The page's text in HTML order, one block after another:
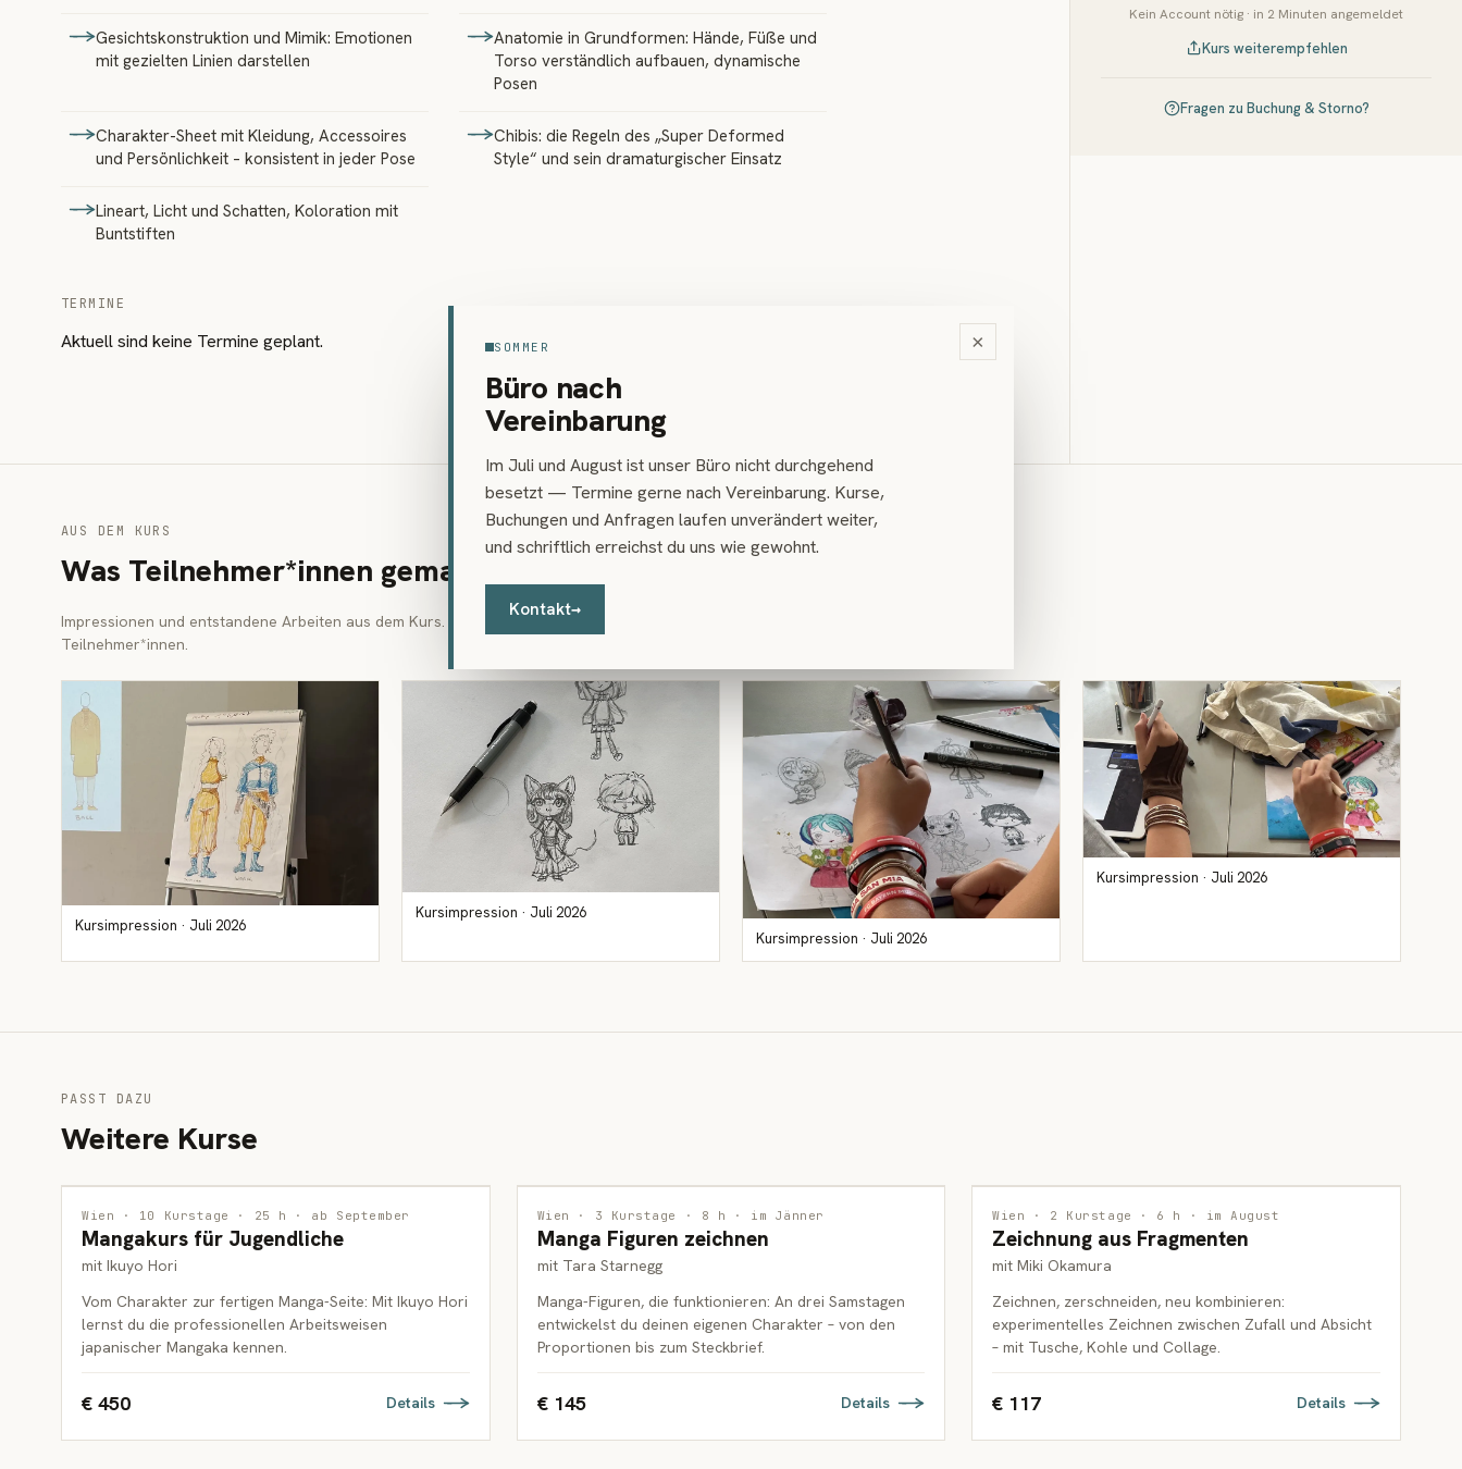
×
SOMMER
Büro nach
Vereinbarung
Im Juli und August ist unser Büro nicht durchgehend
besetzt — Termine gerne nach Vereinbarung. Kurse,
Buchungen und Anfragen laufen unverändert weiter,
und schriftlich erreichst du uns wie gewohnt.
Kontakt→
Gesichtskonstruktion und Mimik: Emotionen
mit gezielten Linien darstellen
Anatomie in Grundformen: Hände, Füße und
Torso verständlich aufbauen, dynamische
Posen
Charakter-Sheet mit Kleidung, Accessoires
und Persönlichkeit – konsistent in jeder Pose
Chibis: die Regeln des „Super Deformed
Style“ und sein dramaturgischer Einsatz
Lineart, Licht und Schatten, Koloration mit
Buntstiften
TERMINE
Aktuell sind keine Termine geplant.
Kein Account nötig · in 2 Minuten angemeldet
Kurs weiterempfehlen
Fragen zu Buchung & Storno?
AUS DEM KURS
Was Teilnehmer*innen gemacht haben
Impressionen und entstandene Arbeiten aus dem Kurs. Einzelrechte bei den jeweiligen
Teilnehmer*innen.
Kursimpression · Juli 2026
Kursimpression · Juli 2026
Kursimpression · Juli 2026
Kursimpression · Juli 2026
PASST DAZU
Weitere Kurse
ZEICHNUNG
JUGENDLICHE
Wien · 10 Kurstage · 25 h · ab September
Mangakurs für Jugendliche
mit Ikuyo Hori
Vom Charakter zur fertigen Manga-Seite: Mit Ikuyo Hori
lernst du die professionellen Arbeitsweisen
japanischer Mangaka kennen.
€ 450 Details
ZEICHNUNG
JUGENDLICHE
Wien · 3 Kurstage · 8 h · im Jänner
Manga Figuren zeichnen
mit Tara Starnegg
Manga-Figuren, die funktionieren: An drei Samstagen
entwickelst du deinen eigenen Charakter – von den
Proportionen bis zum Steckbrief.
€ 145 Details
ZEICHNUNG
ERWACHSENE
Wien · 2 Kurstage · 6 h · im August
Zeichnung aus Fragmenten
mit Miki Okamura
Zeichnen, zerschneiden, neu kombinieren:
experimentelles Zeichnen zwischen Zufall und Absicht
– mit Tusche, Kohle und Collage.
€ 117 Details